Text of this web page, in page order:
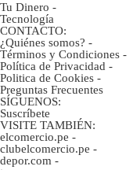
Tu Dinero -
Tecnología
CONTACTO:
¿Quiénes somos? -
Términos y Condiciones -
Política de Privacidad -
Politica de Cookies -
Preguntas Frecuentes
SÍGUENOS:
Suscríbete
VISITE TAMBIÉN:
elcomercio.pe -
clubelcomercio.pe -
depor.com -